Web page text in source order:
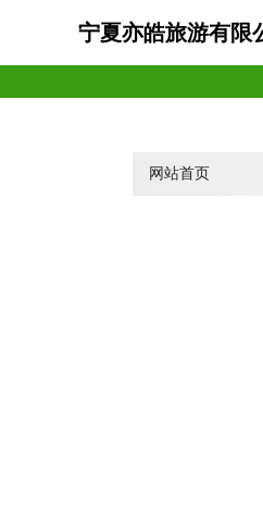
宁夏亦皓旅游有限
网站首页